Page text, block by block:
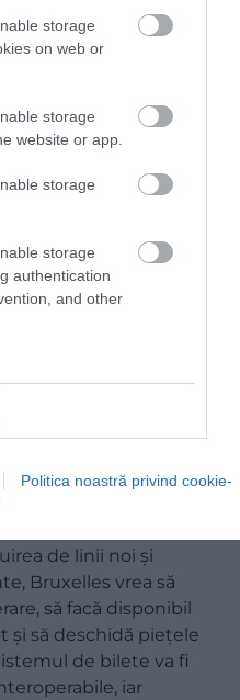
storage
on web or
storage
website or app.
storage
storage
authentication
and other
Politica noastră privind cookie-
incompatibile,
și material rulant
unică la nivel
sunt frecvent de două
și subvenții,
artificial de ieftine.
de linii noi și
Bruxelles vrea să
să facă disponibil
și să deschidă piețele
de bilete va fi
iar